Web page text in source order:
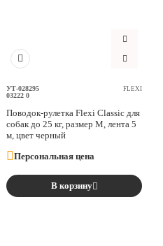
УТ-028295
03222 0
FLEXI
Поводок-рулетка Flexi Classic для
собак до 25 кг, размер M, лента 5
м, цвет черный
Персональная цена
В корзину